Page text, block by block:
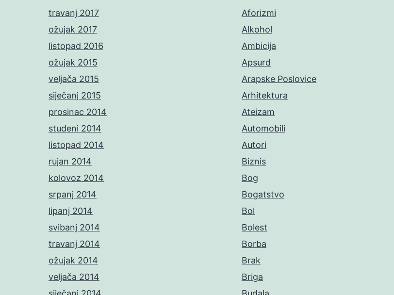
travanj 2017
ožujak 2017
listopad 2016
ožujak 2015
veljača 2015
siječanj 2015
prosinac 2014
studeni 2014
listopad 2014
rujan 2014
kolovoz 2014
srpanj 2014
lipanj 2014
svibanj 2014
travanj 2014
ožujak 2014
veljača 2014
Aforizmi
Alkohol
Ambicija
Apsurd
Arapske Poslovice
Arhitektura
Ateizam
Automobili
Autori
Biznis
Bog
Bogatstvo
Bol
Bolest
Borba
Brak
Briga